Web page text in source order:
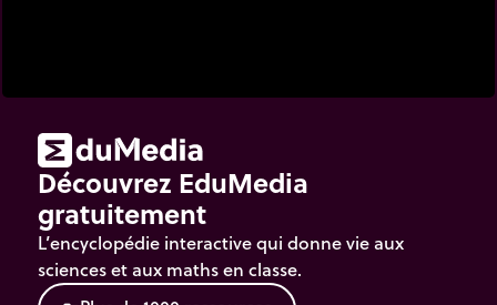
niveau 2 pour les nombres compris entre 50 et
niveau 3 pour les nombres négatifs.
Découvrez EduMedia
gratuitement
L’encyclopédie interactive qui donne vie aux
sciences et aux maths en classe.